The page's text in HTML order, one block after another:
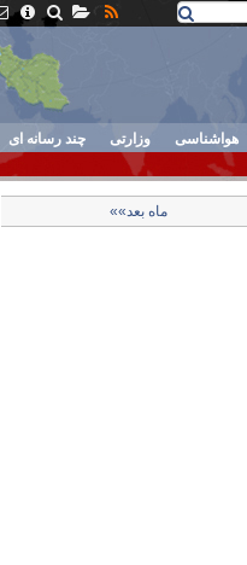
هواشناسی وزارتی چند رسانه ای
ماه بعد»»